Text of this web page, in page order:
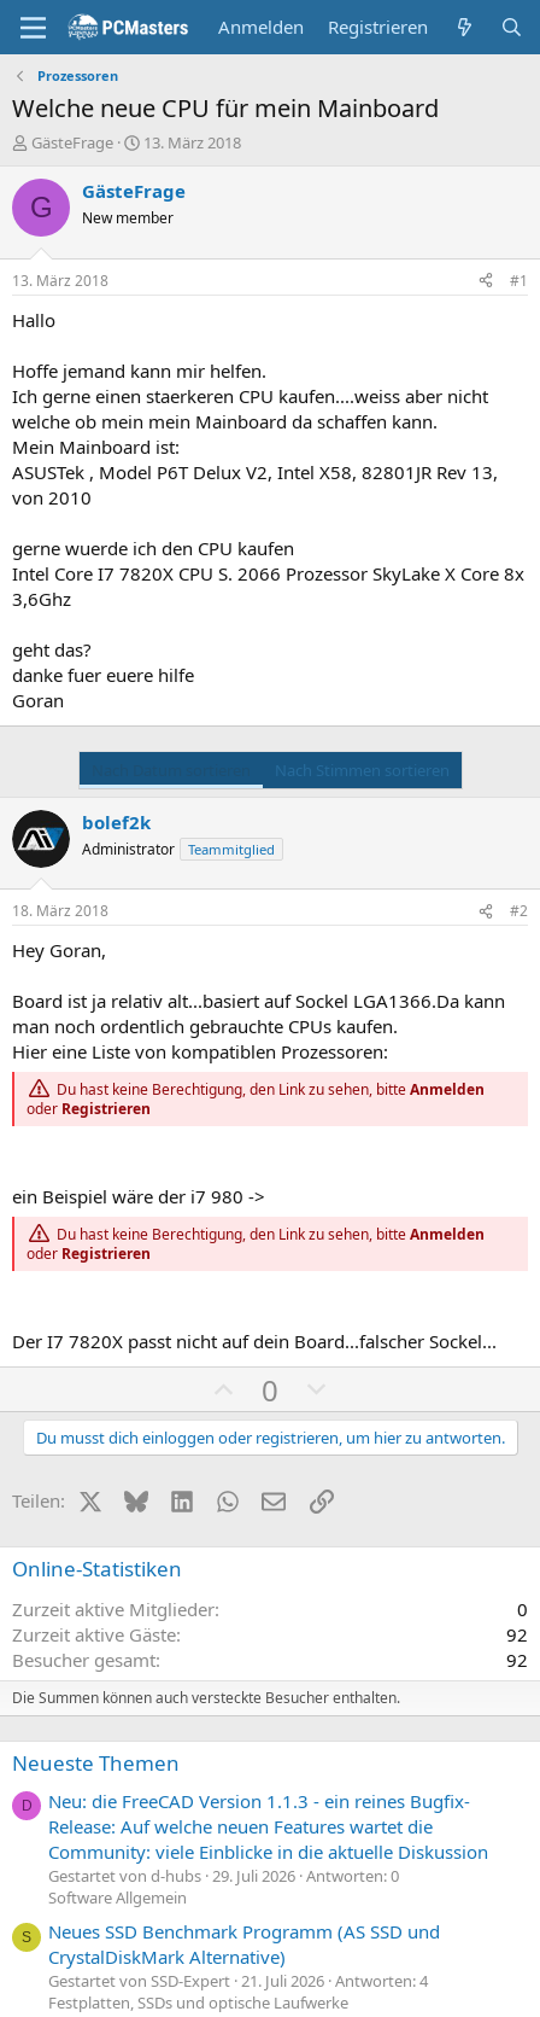
Anmelden Registrieren
Prozessoren
Welche neue CPU für mein Mainboard
E
s
t
e
r
GästeFrage
E
s
e
t
13. März 2018
G GästeFrage
New member
13. März 2018 #1
Hallo
Hoffe jemand kann mir helfen.
Ich gerne einen staerkeren CPU kaufen....weiss aber nicht
welche ob mein mein Mainboard da schaffen kann.
Mein Mainboard ist:
ASUSTek , Model P6T Delux V2, Intel X58, 82801JR Rev 13,
von 2010
gerne wuerde ich den CPU kaufen
Intel Core I7 7820X CPU S. 2066 Prozessor SkyLake X Core 8x
3,6Ghz
geht das?
danke fuer euere hilfe
Goran
Nach Stimmen sortieren
bolef2k
Administrator Teammitglied
18. März 2018 #2
Hey Goran,
Board ist ja relativ alt...basiert auf Sockel LGA1366.Da kann
man noch ordentlich gebrauchte CPUs kaufen.
Hier eine Liste von kompatiblen Prozessoren:
Du hast keine Berechtigung, den Link zu sehen, bitteAnmelden
oder Registrieren
ein Beispiel wäre der i7 980 ->
Du hast keine Berechtigung, den Link zu sehen, bitteAnmelden
oder Registrieren
Der I7 7820X passt nicht auf dein Board...falscher Sockel...
o
s
i
m
m
0
e
g
t
i
m
m
Du musst dich einloggen oder registrieren, um hier zu antworten.
Teilen: X (Twitter)
BlueskyLinkedInWhatsApp
E-MailLink
Online-Statistiken
Zurzeit aktive Mitglieder
0
Zurzeit aktive Gäste
92
Besucher gesamt
92
Die Summen können auch versteckte Besucher enthalten.
Neueste Themen
D
Neu: die FreeCAD Version 1.1.3 - ein reines Bugfix-
Release: Auf welche neuen Features wartet die
Community: viele Einblicke in die aktuelle Diskussion
Gestartet von d-hubs 29. Juli 2026 Antworten: 0
Software Allgemein
S
Neues SSD Benchmark Programm (AS SSD und
CrystalDiskMark Alternative)
Gestartet von SSD-Expert 21. Juli 2026 Antworten: 4
Festplatten, SSDs und optische Laufwerke